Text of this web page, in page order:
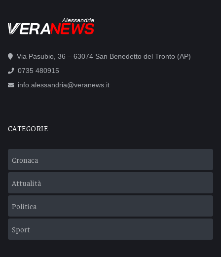
Alessandria
Via Pasubio, 36 – 63074 San Benedetto del Tronto (AP)
0735 480915
info.alessandria@veranews.it
CATEGORIE
Cronaca
Attualità
Politica
Sport